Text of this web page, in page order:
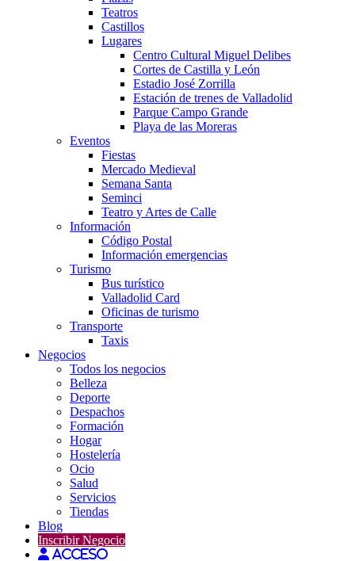
Teatros
Castillos
Lugares
Centro Cultural Miguel Delibes
Cortes de Castilla y León
Estadio José Zorrilla
Estación de trenes de Valladolid
Parque Campo Grande
Playa de las Moreras
Eventos
Fiestas
Mercado Medieval
Semana Santa
Seminci
Teatro y Artes de Calle
Información
Código Postal
Información emergencias
Turismo
Bus turístico
Valladolid Card
Oficinas de turismo
Transporte
Taxis
Negocios
Todos los negocios
Belleza
Deporte
Despachos
Formación
Hogar
Hostelería
Ocio
Salud
Servicios
Tiendas
Blog
Inscribir Negocio
Acceso